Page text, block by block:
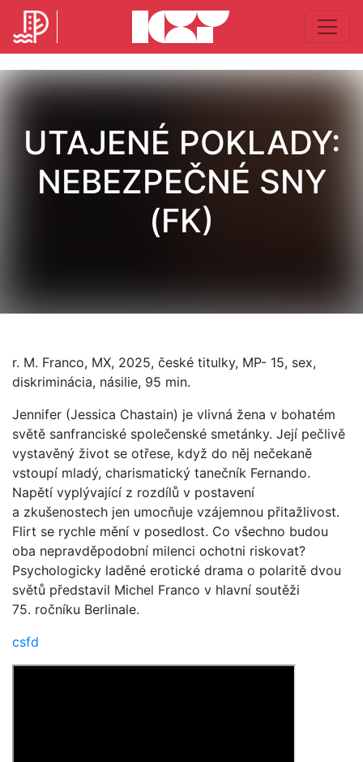
UTAJENÉ POKLADY:
NEBEZPEČNÉ SNY
(FK)
r. M. Franco, MX, 2025, české titulky, MP- 15, sex,
diskriminácia, násilie, 95 min.
Jennifer (Jessica Chastain) je vlivná žena v bohatém
světě sanfranciské společenské smetánky. Její pečlivě
vystavěný život se otřese, když do něj nečekaně
vstoupí mladý, charismatický tanečník Fernando.
Napětí vyplývající z rozdílů v postavení
a zkušenostech jen umocňuje vzájemnou přitažlivost.
Flirt se rychle mění v posedlost. Co všechno budou
oba nepravděpodobní milenci ochotni riskovat?
Psychologicky laděné erotické drama o polaritě dvou
světů představil Michel Franco v hlavní soutěži
75. ročníku Berlinale.
csfd